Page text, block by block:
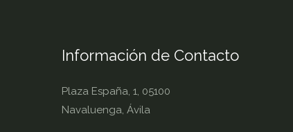
Información de Contacto
Plaza España, 1, 05100
Navaluenga, Ávila